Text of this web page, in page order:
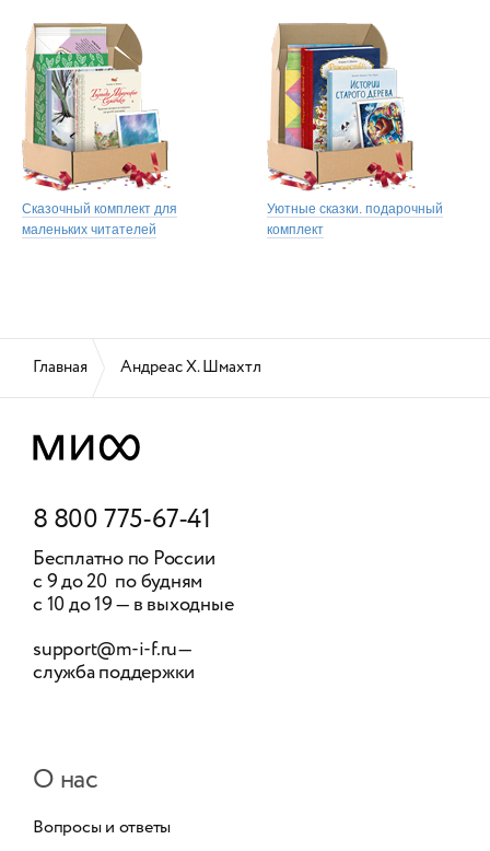
Сказочный комплект для
маленьких читателей
Уютные сказки. подарочный
комплект
Главная Андреас Х. Шмахтл
8 800 775-67-41
Бесплатно по России
с 9 до 20 по будням
с 10 до 19 — в выходные
support@m-i-f.ru—
служба поддержки
О нас
Вопросы и ответы